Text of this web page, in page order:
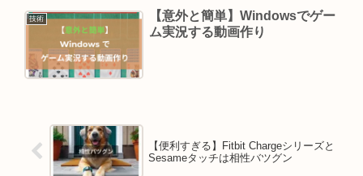
技術
【意外と簡単】Windowsでゲー
ム実況する動画作り
【便利すぎる】Fitbit Chargeシリーズと
Sesameタッチは相性バツグン